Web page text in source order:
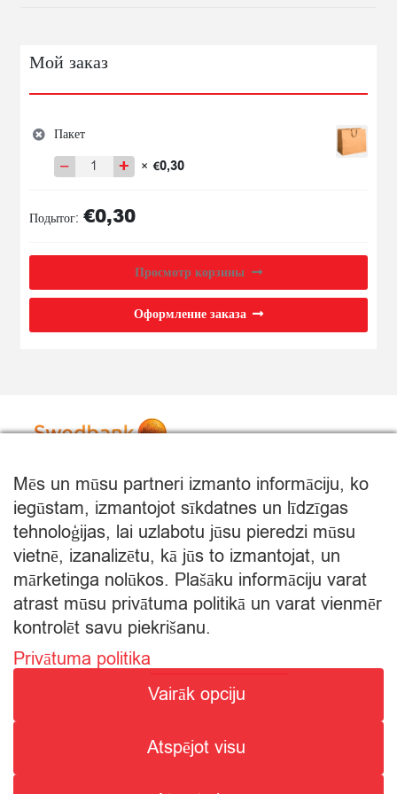
Мой заказ
Пакет
−
Количество
Пакет
+ × €0,30
Подытог: €0,30
Просмотр корзины
Оформление заказа
SPECIĀLĀ ATĻAUJA ALKOHOLISKO DZĒRIENU
MAZUMTIRDZNIECĪBAI: SĒRIJA MT Nr. 00000000736.
Mēs un mūsu partneri izmanto informāciju, ko
iegūstam, izmantojot sīkdatnes un līdzīgas
tehnoloģijas, lai uzlabotu jūsu pieredzi mūsu
vietnē, izanalizētu, kā jūs to izmantojat, un
mārketinga nolūkos. Plašāku informāciju varat
atrast mūsu privātuma politikā un varat vienmēr
kontrolēt savu piekrišanu.
Privātuma politika
Vairāk opciju
Atspējot visu